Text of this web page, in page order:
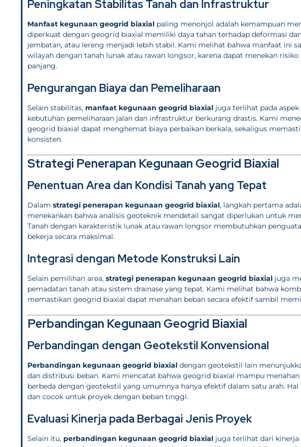
Peningkatan Stabilitas Tanah dan Infrastruktur
Manfaat kegunaan geogrid biaxial paling menonjol adalah kemampuan
diperkuat dengan geogrid biaxial memiliki daya tahan terhadap deformasi
jembatan, atau lereng menjadi lebih stabil. Kami melihat bahwa manfaat ini
wilayah dengan tanah lunak atau rawan longsor, karena dapat menekan
panjang.
Pengurangan Biaya dan Pemeliharaan
Selain stabilitas, manfaat kegunaan geogrid biaxial juga terlihat pada
kebutuhan pemeliharaan jalan dan infrastruktur berkurang drastis. Kami
geogrid biaxial dapat menghemat biaya perbaikan berkala, sekaligus
konsisten.
Strategi Penerapan Kegunaan Geogrid Biaxial
Penentuan Area dan Kondisi Tanah yang Tepat
Dalam strategi penerapan kegunaan geogrid biaxial, langkah pertama
menekankan bahwa analisis geoteknik mendetail sangat diperlukan untuk
Tanah dengan karakteristik lunak atau rawan longsor membutuhkan
bekerja secara maksimal.
Integrasi dengan Metode Konstruksi Lain
Selain pemilihan area, strategi penerapan kegunaan geogrid biaxial juga
pemadatan tanah atau sistem drainase yang tepat. Kami melihat bahwa
memastikan geogrid biaxial dapat menahan beban secara efektif sambil
Perbandingan Kegunaan Geogrid Biaxial
Perbandingan dengan Geotekstil Konvensional
Perbandingan kegunaan geogrid biaxial dengan geotekstil lain
dan distribusi beban. Kami mencatat bahwa geogrid biaxial mampu
berbeda dengan geotekstil yang umumnya hanya efektif dalam satu arah.
dan cocok untuk proyek dengan beban tinggi.
Evaluasi Kinerja pada Berbagai Jenis Proyek
Selain itu, perbandingan kegunaan geogrid biaxial juga terlihat dari kinerja